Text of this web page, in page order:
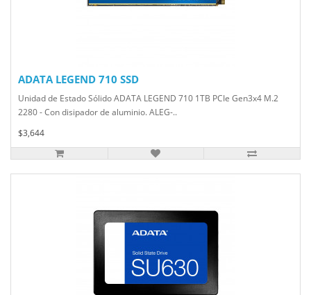
ADATA LEGEND 710 SSD
Unidad de Estado Sólido ADATA LEGEND 710 1TB PCIe Gen3x4 M.2
2280 - Con disipador de aluminio. ALEG-..
$3,644